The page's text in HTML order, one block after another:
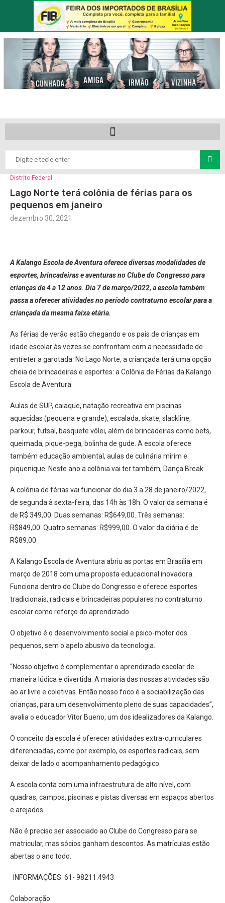
Distrito Federal
Lago Norte terá colônia de férias para os
pequenos em janeiro
dezembro 30, 2021
A Kalango Escola de Aventura oferece diversas modalidades de
esportes, brincadeiras e aventuras no Clube do Congresso para
crianças de 4 a 12 anos. Dia 7 de março/2022, a escola também
passa a oferecer atividades no período contraturno escolar para a
criançada da mesma faixa etária.
As férias de verão estão chegando e os pais de crianças em
idade escolar às vezes se confrontam com a necessidade de
entreter a garotada. No Lago Norte, a criançada terá uma opção
cheia de brincadeiras e esportes: a Colônia de Férias da Kalango
Escola de Aventura.
Aulas de SUP, caiaque, natação recreativa em piscinas
aquecidas (pequena e grande), escalada, skate, slackline,
parkour, futsal, basquete vôlei, além de brincadeiras como bets,
queimada, pique-pega, bolinha de gude. A escola oferece
também educação ambiental, aulas de culinária mirim e
piquenique. Neste ano a colônia vai ter também, Dança Break.
A colônia de férias vai funcionar do dia 3 a 28 de janeiro/2022,
de segunda à sexta-feira, das 14h às 18h. O valor da semana é
de R$ 349,00. Duas semanas: R$649,00. Três semanas:
R$849,00. Quatro semanas: R$999,00. O valor da diária é de
R$89,00.
A Kalango Escola de Aventura abriu as portas em Brasília em
março de 2018 com uma proposta educacional inovadora.
Funciona dentro do Clube do Congresso e oferece esportes
tradicionais, radicais e brincadeiras populares no contraturno
escolar como reforço do aprendizado.
O objetivo é o desenvolvimento social e psico-motor dos
pequenos, sem o apelo abusivo da tecnologia.
“Nosso objetivo é complementar o aprendizado escolar de
maneira lúdica e divertida. A maioria das nossas atividades são
ao ar livre e coletivas. Então nosso foco é a sociabilização das
crianças, para um desenvolvimento pleno de suas capacidades”,
avalia o educador Vitor Bueno, um dos idealizadores da Kalango.
O conceito da escola é oferecer atividades extra-curriculares
diferenciadas, como por exemplo, os esportes radicais, sem
deixar de lado o acompanhamento pedagógico.
A escola conta com uma infraestrutura de alto nível, com
quadras, campos, piscinas e pistas diversas em espaços abertos
e arejados.
Não é preciso ser associado ao Clube do Congresso para se
matricular, mas sócios ganham descontos. As matrículas estão
abertas o ano todo.
INFORMAÇÕES: 61- 98211.4943
Colaboração: